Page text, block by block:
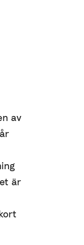
av
är